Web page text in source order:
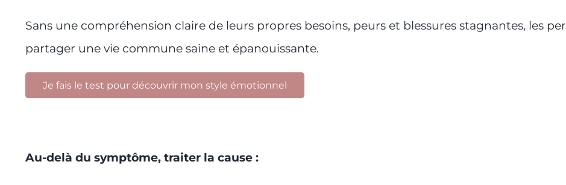
Sans une compréhension claire de leurs propres besoins, peurs et blessures stagnantes, les
partager une vie commune saine et épanouissante.
Je fais le test pour découvrir mon style émotionnel
Au-delà du symptôme, traiter la cause :